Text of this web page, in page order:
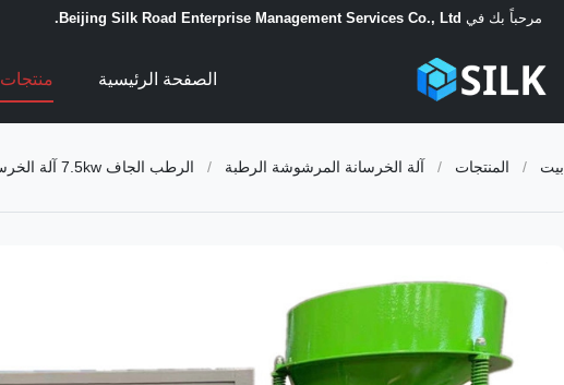
مرحباً بك في Beijing Silk Road Enterprise Management Services Co., Ltd.
الصفحة الرئيسية منتجات
بيت / المنتجات / آلة الخرسانة المرشوشة الرطبة / الرطب الجاف 7.5kw آلة الخرسانة المرشوشة تغذية البخاخ Gunite